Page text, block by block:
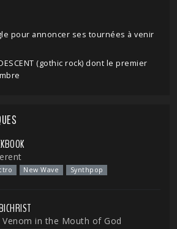
pour annoncer ses tournées à venir
(gothic rock) dont le premier
New Wave Synthpop
Venom in the Mouth of God